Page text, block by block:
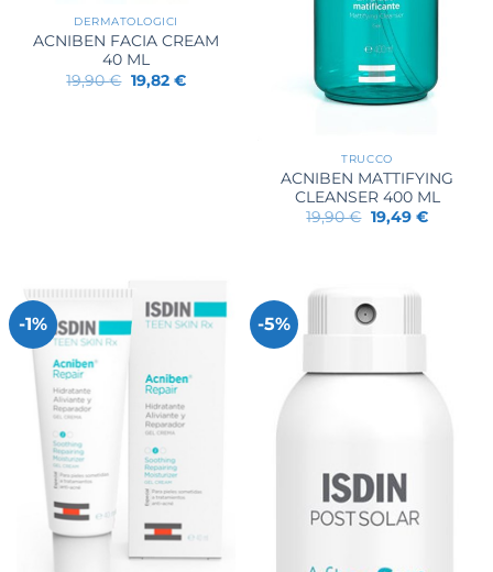
DERMATOLOGICI
ACNIBEN FACIA CREAM
40 ML
19,90€ Il
prezzo
19,82 €Il
TRUCCO
ACNIBEN MATTIFYING
CLEANSER 400 ML
19,90€ Il
prezzo
19,49 €Il
-1% -5%